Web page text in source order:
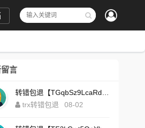
言
trx转错包退
08-02